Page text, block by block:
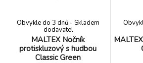
MALTEX Nočník
protiskluzový s hudbou
Classic Green
Obvykle do 3 dnů - Skladem
dodavatel